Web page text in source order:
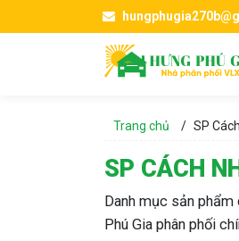
Trang chủ / SP
SP CÁCH
Danh mục sản
Phú Gia phân phối